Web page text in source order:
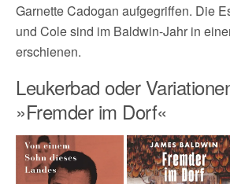
Garnette Cadogan aufgegriffen. Die
und Cole sind im Baldwin-Jahr in
erschienen.
Leukerbad oder
»Fremder im Dorf«